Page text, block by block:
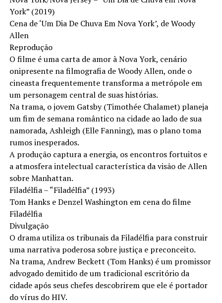
York” (2019)
Cena de ‘Um Dia De Chuva Em Nova York’, de Woody
Allen
Reprodução
O filme é uma carta de amor à Nova York, cenário
onipresente na filmografia de Woody Allen, onde o
cineasta frequentemente transforma a metrópole em
um personagem central de suas histórias.
Na trama, o jovem Gatsby (Timothée Chalamet) planeja
um fim de semana romântico na cidade ao lado de sua
namorada, Ashleigh (Elle Fanning), mas o plano toma
rumos inesperados.
A produção captura a energia, os encontros fortuitos e
a atmosfera intelectual característica da visão de Allen
sobre Manhattan.
Filadélfia – “Filadélfia” (1993)
Tom Hanks e Denzel Washington em cena do filme
Filadélfia
Divulgação
O drama utiliza os tribunais da Filadélfia para construir
uma narrativa poderosa sobre justiça e preconceito.
Na trama, Andrew Beckett (Tom Hanks) é um promissor
advogado demitido de um tradicional escritório da
cidade após seus chefes descobrirem que ele é portador
do vírus do HIV.